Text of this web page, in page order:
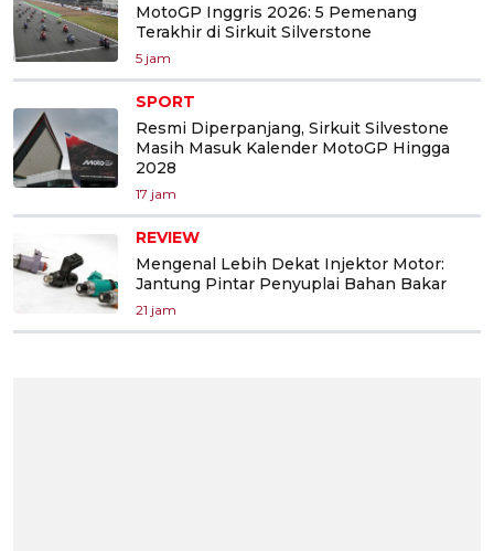
MotoGP Inggris 2026: 5 Pemenang
Terakhir di Sirkuit Silverstone
5 jam
SPORT
Resmi Diperpanjang, Sirkuit Silvestone
Masih Masuk Kalender MotoGP Hingga
2028
17 jam
REVIEW
Mengenal Lebih Dekat Injektor Motor:
Jantung Pintar Penyuplai Bahan Bakar
21 jam